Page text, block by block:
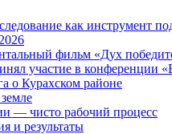
как инструмент
фильм «Дух
участие в конференции
о Курахском районе
— чисто рабочий процесс
и результаты